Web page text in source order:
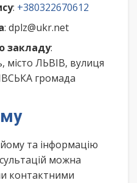
: +380322670612
: dplz@ukr.net
закладу:
місто ЛЬВІВ, вулиця
громада
та інформацію
можна
контактними